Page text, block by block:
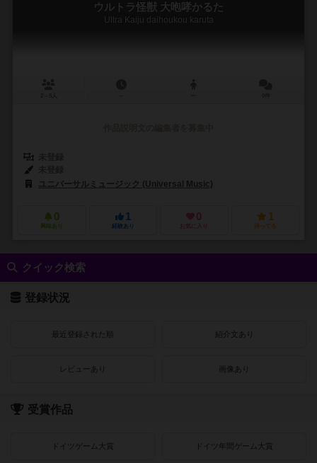
ウルトラ怪獣 大咆哮かるた
Ultra Kaiju daihoukou karuta
ユニバーサルミュージック (Universal Music)
0
興味あり
1
経験あり
0
お気に入り
1
持ってる
クイック検索
登録状況
最近登録された順 紹介文あり
レビューあり 画像あり
受賞作品
ドイツゲーム大賞 ドイツ年間ゲーム大賞